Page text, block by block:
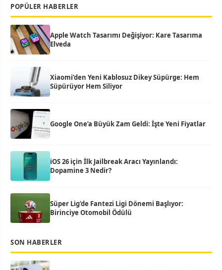
POPÜLER HABERLER
Apple Watch Tasarımı Değişiyor: Kare Tasarıma
Elveda
Xiaomi’den Yeni Kablosuz Dikey Süpürge: Hem
Süpürüyor Hem Siliyor
Google One’a Büyük Zam Geldi: İşte Yeni Fiyatlar
iOS 26 için İlk Jailbreak Aracı Yayınlandı:
Dopamine 3 Nedir?
Süper Lig’de Fantezi Ligi Dönemi Başlıyor:
Birinciye Otomobil Ödülü
SON HABERLER